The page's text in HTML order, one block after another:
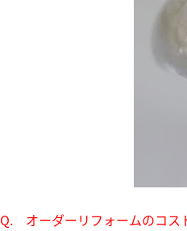
Q. オーダーリフォームのコス